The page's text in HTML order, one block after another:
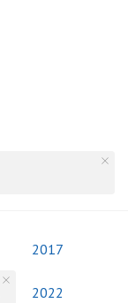
2017
2022